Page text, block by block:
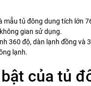
mẫu tủ đông dung tích lớn
gian sử dụng.
360 độ, dàn lạnh đồng và
lạnh.
của tủ